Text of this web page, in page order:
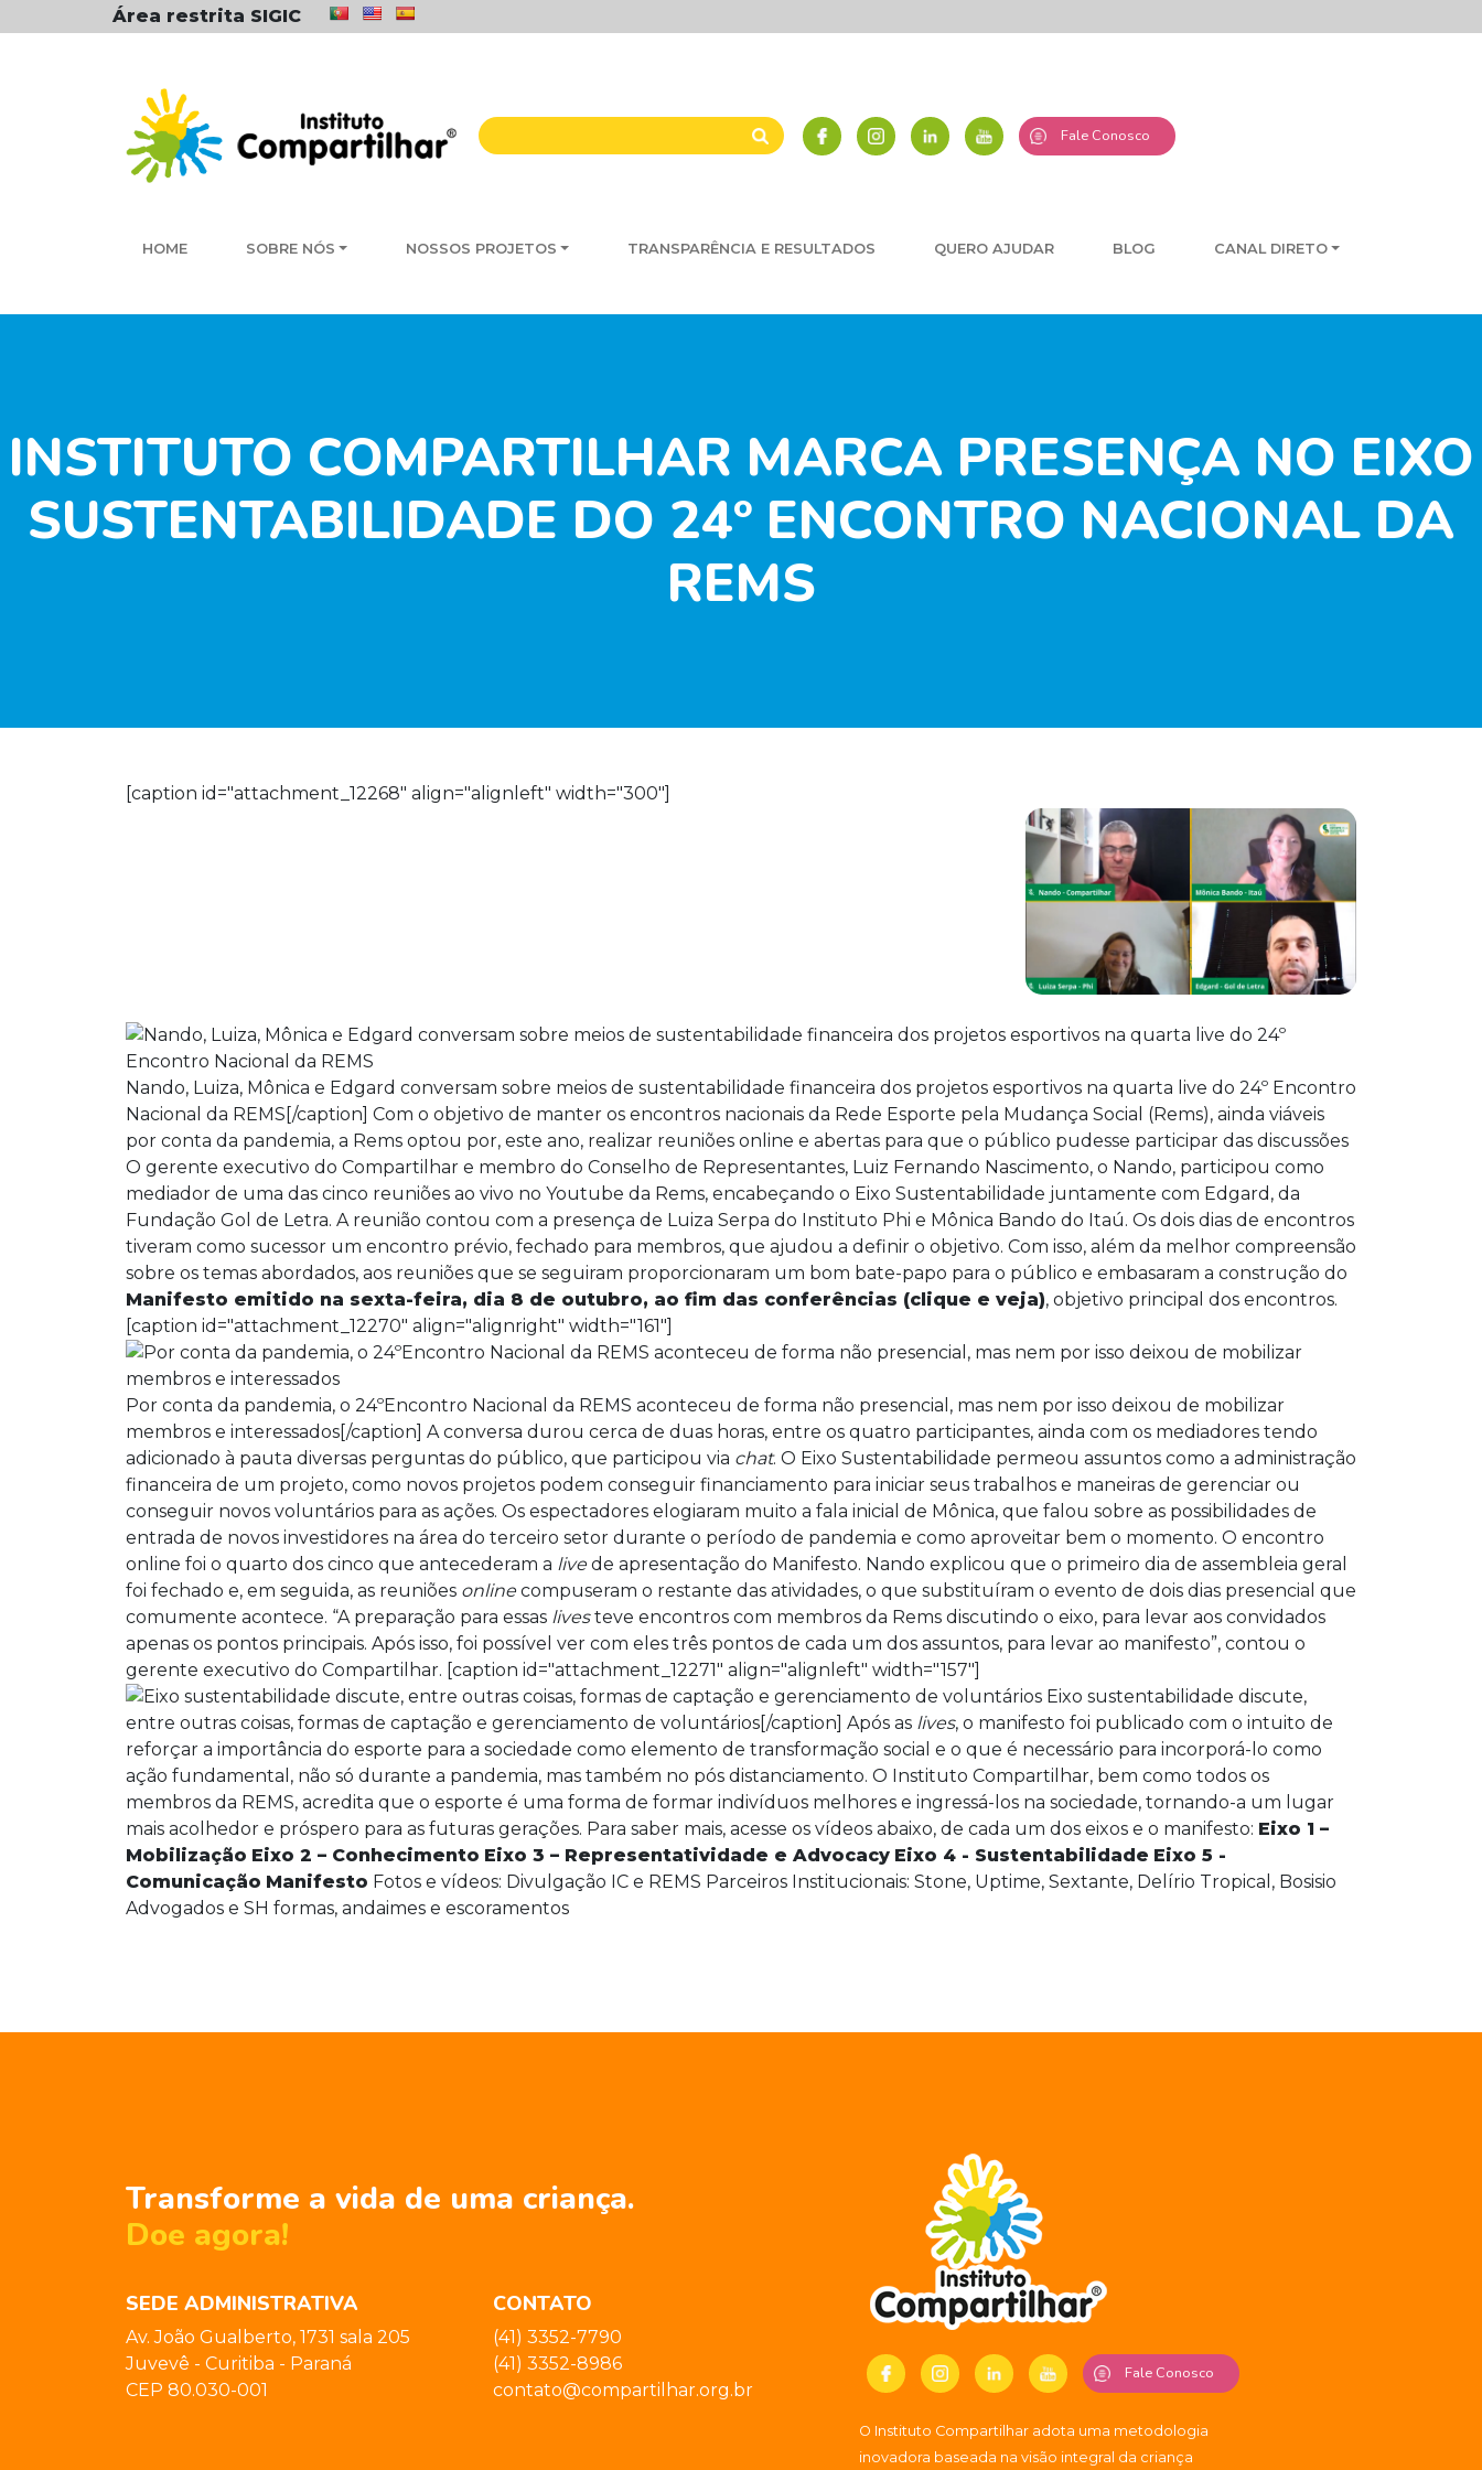
Área restrita SIGIC
Fale Conosco
HOME SOBRE NÓS NOSSOS PROJETOS TRANSPARÊNCIA E RESULTADOS QUERO AJUDAR BLOG CANAL DIRETO
INSTITUTO COMPARTILHAR MARCA PRESENÇA NO EIXO
SUSTENTABILIDADE DO 24º ENCONTRO NACIONAL DA
REMS
[caption id="attachment_12268" align="alignleft" width="300"]
Nando, Luiza, Mônica e Edgard conversam sobre meios de sustentabilidade financeira dos projetos esportivos na quarta live do 24º Encontro
Nacional da REMS[/caption] Com o objetivo de manter os encontros nacionais da Rede Esporte pela Mudança Social (Rems), ainda viáveis
por conta da pandemia, a Rems optou por, este ano, realizar reuniões online e abertas para que o público pudesse participar das discussões
O gerente executivo do Compartilhar e membro do Conselho de Representantes, Luiz Fernando Nascimento, o Nando, participou como
mediador de uma das cinco reuniões ao vivo no Youtube da Rems, encabeçando o Eixo Sustentabilidade juntamente com Edgard, da
Fundação Gol de Letra. A reunião contou com a presença de Luiza Serpa do Instituto Phi e Mônica Bando do Itaú. Os dois dias de encontros
tiveram como sucessor um encontro prévio, fechado para membros, que ajudou a definir o objetivo. Com isso, além da melhor compreensão
sobre os temas abordados, aos reuniões que se seguiram proporcionaram um bom bate-papo para o público e embasaram a construção do
Manifesto emitido na sexta-feira, dia 8 de outubro, ao fim das conferências (clique e veja), objetivo principal dos encontros.
[caption id="attachment_12270" align="alignright" width="161"]
Por conta da pandemia, o 24ºEncontro Nacional da REMS aconteceu de forma não presencial, mas nem por isso deixou de mobilizar
membros e interessados[/caption] A conversa durou cerca de duas horas, entre os quatro participantes, ainda com os mediadores tendo
adicionado à pauta diversas perguntas do público, que participou via chat. O Eixo Sustentabilidade permeou assuntos como a administração
financeira de um projeto, como novos projetos podem conseguir financiamento para iniciar seus trabalhos e maneiras de gerenciar ou
conseguir novos voluntários para as ações. Os espectadores elogiaram muito a fala inicial de Mônica, que falou sobre as possibilidades de
entrada de novos investidores na área do terceiro setor durante o período de pandemia e como aproveitar bem o momento. O encontro
online foi o quarto dos cinco que antecederam a livede apresentação do Manifesto. Nando explicou que o primeiro dia de assembleia geral
foi fechado e, em seguida, as reuniões onlinecompuseram o restante das atividades, o que substituíram o evento de dois dias presencial que
comumente acontece. “A preparação para essas livesteve encontros com membros da Rems discutindo o eixo, para levar aos convidados
apenas os pontos principais. Após isso, foi possível ver com eles três pontos de cada um dos assuntos, para levar ao manifesto”, contou o
gerente executivo do Compartilhar. [caption id="attachment_12271" align="alignleft" width="157"]
Eixo sustentabilidade discute,
entre outras coisas, formas de captação e gerenciamento de voluntários[/caption] Após as lives, o manifesto foi publicado com o intuito de
reforçar a importância do esporte para a sociedade como elemento de transformação social e o que é necessário para incorporá-lo como
ação fundamental, não só durante a pandemia, mas também no pós distanciamento. O Instituto Compartilhar, bem como todos os
membros da REMS, acredita que o esporte é uma forma de formar indivíduos melhores e ingressá-los na sociedade, tornando-a um lugar
mais acolhedor e próspero para as futuras gerações. Para saber mais, acesse os vídeos abaixo, de cada um dos eixos e o manifesto: Eixo 1 –
Mobilização Eixo 2 – Conhecimento Eixo 3 – Representatividade e Advocacy Eixo 4 - Sustentabilidade Eixo 5 -
Comunicação Manifesto Fotos e vídeos: Divulgação IC e REMS Parceiros Institucionais: Stone, Uptime, Sextante, Delírio Tropical, Bosisio
Advogados e SH formas, andaimes e escoramentos
Transforme a vida de uma criança.
Doe agora!
SEDE ADMINISTRATIVA
Av. João Gualberto, 1731 sala 205
Juvevê - Curitiba - Paraná
CEP 80.030-001
CONTATO
(41) 3352-7790
(41) 3352-8986
contato@compartilhar.org.br
Fale Conosco
O Instituto Compartilhar adota uma metodologia
inovadora baseada na visão integral da criança